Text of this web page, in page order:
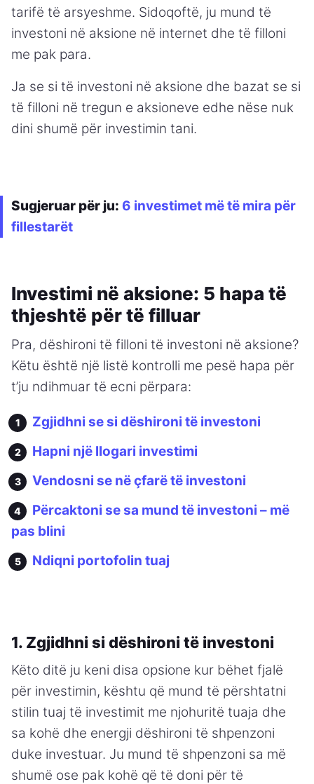
tarifë të arsyeshme. Sidoqoftë, ju mund të
investoni në aksione në internet dhe të filloni
me pak para.
Ja se si të investoni në aksione dhe bazat se si
të filloni në tregun e aksioneve edhe nëse nuk
dini shumë për investimin tani.
Sugjeruar për ju: 6 investimet më të mira për
fillestarët
Investimi në aksione: 5 hapa të
thjeshtë për të filluar
Pra, dëshironi të filloni të investoni në aksione?
Këtu është një listë kontrolli me pesë hapa për
t’ju ndihmuar të ecni përpara:
Zgjidhni se si dëshironi të investoni
Hapni një llogari investimi
Vendosni se në çfarë të investoni
Përcaktoni se sa mund të investoni – më
pas blini
Ndiqni portofolin tuaj
1. Zgjidhni si dëshironi të investoni
Këto ditë ju keni disa opsione kur bëhet fjalë
për investimin, kështu që mund të përshtatni
stilin tuaj të investimit me njohuritë tuaja dhe
sa kohë dhe energji dëshironi të shpenzoni
duke investuar. Ju mund të shpenzoni sa më
shumë ose pak kohë që të doni për të